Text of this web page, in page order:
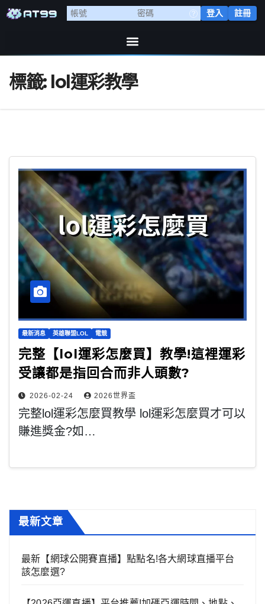
登入 註冊
標籤: lol運彩教學
最新消息 英雄聯盟LOL 電競
完整【lol運彩怎麼買】教學!這裡運彩
受讓都是指回合而非人頭數?
2026-02-24 2026世界盃
完整lol運彩怎麼買教學 lol運彩怎麼買才可以
賺進獎金?如…
最新文章
最新【網球公開賽直播】點點名!各大網球直播平台
該怎麼選?